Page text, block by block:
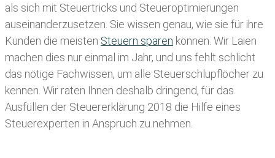
als sich mit Steuertricks und Steueroptimierungen
auseinanderzusetzen. Sie wissen genau, wie sie für ihre
Kunden die meisten Steuern sparen können. Wir Laien
machen dies nur einmal im Jahr, und uns fehlt schlicht
das nötige Fachwissen, um alle Steuerschlupflöcher zu
kennen. Wir raten Ihnen deshalb dringend, für das
Ausfüllen der Steuererklärung 2018 die Hilfe eines
Steuerexperten in Anspruch zu nehmen.